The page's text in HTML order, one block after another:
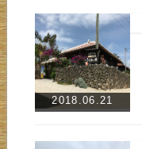
2018.06.21